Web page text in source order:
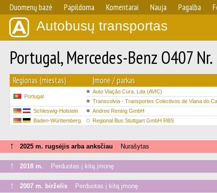
Duomenų bazė Papildoma Komentarai Nauja Pagalba
Autobusų transportas
Portugal, Mercedes-Benz O407
Regionas (miestas) Įmonė / parkas
Portugal
Auto Viação Cura, Lda (AVIC)
Transcolvia - Transportes Colectivos de Viana do
Schleswig-Holstein
Andree Rening GmbH
Baden-Württemberg
Regional Bus Stuttgart GmbH RBS
↑ 2025 m. rugsėjis arba anksčiau Nurašytas
↑ 2018 m. Perduotas į kitą įmonę
↑ 2007 m. birželis Perduotas į kitą įmonę